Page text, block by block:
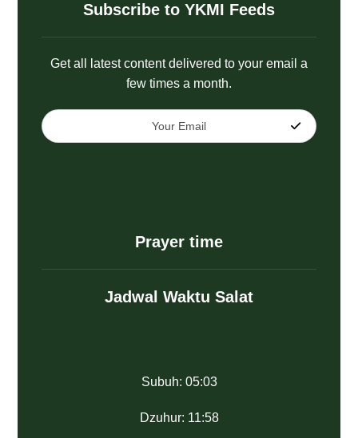
Subscribe to YKMI Feeds
Get all latest content delivered to your email a
few times a month.
Prayer time
Jadwal Waktu Salat
Subuh: 05:03
Dzuhur: 11:58